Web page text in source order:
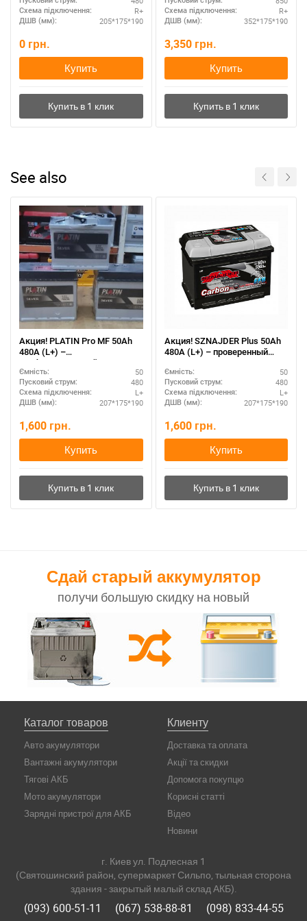
Схема підключення: R+
ДШВ (мм): 205*175*190
0 грн.
Купить
Схема підключення: R+
ДШВ (мм): 352*175*190
3,350 грн.
Купить
See also
Акция! PLATIN Pro MF 50Ah
480A (L+) –
необслуживаемый
кальциевый АКБ
Ємність: 50
Пусковий струм: 480
Схема підключення: L+
ДШВ (мм): 207*175*190
1,600 грн.
Купить
Акция! SZNAJDER Plus 50Ah
480A (L+) – проверенный
Ємність: 50
Пусковий струм: 480
Схема підключення: L+
ДШВ (мм): 207*175*190
1,600 грн.
Купить
Сдай старый аккумулятор
получи большую скидку на новый
Каталог товаров
Авто акумулятори
Вантажні акумулятори
Тягові АКБ
Мото акумулятори
Зарядні пристрої для АКБ
Клиенту
Доставка та оплата
Акції та скидки
Допомога покупцю
Корисні статті
Відео
Новини
г. Киев ул. Подлесная 1
(Святошинский район, супермаркет Сильпо, тыльная сторона
здания - закрытый малый склад АКБ).
(093) 600-51-11 (067) 538-88-81 (098) 833-44-55